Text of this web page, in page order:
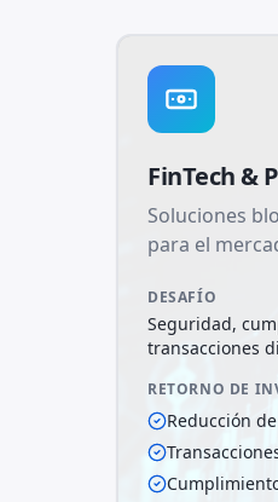
FinTech &
Soluciones
para el
DESAFÍO
Seguridad,
transacciones
RETORNO DE
Reducción